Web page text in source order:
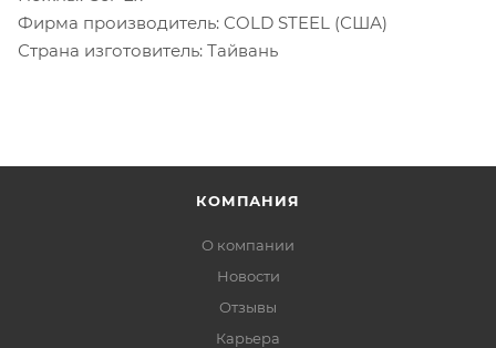
Фирма производитель: COLD STEEL (США)
Страна изготовитель: Тайвань
КОМПАНИЯ
О компании
Новости
Отзывы
Карьера